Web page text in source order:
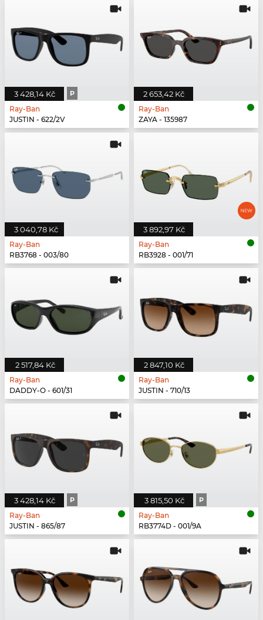
3 428,14 Kč P
Ray-Ban
JUSTIN - 622/2V
2 653,42 Kč
Ray-Ban
ZAYA - 135987
3 040,78 Kč
Ray-Ban
RB3768 - 003/80
3 892,97 Kč
Ray-Ban
RB3928 - 001/71
2 517,84 Kč
Ray-Ban
DADDY-O - 601/31
2 847,10 Kč
Ray-Ban
JUSTIN - 710/13
3 428,14 Kč P
Ray-Ban
JUSTIN - 865/87
3 815,50 Kč P
Ray-Ban
RB3774D - 001/9A